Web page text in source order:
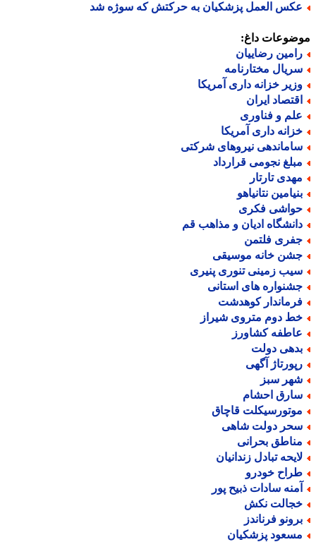
العمل پزشکیان به حرکتش که سوژه شد
داغ:
رضاییان
مختارنامه
خزانه داری آمریکا
ایران
و فناوری
داری آمریکا
نیروهای شرکتی
نجومی قرارداد
تارتار
نتانیاهو
فکری
ادیان و مذاهب قم
فلتمن
خانه موسیقی
زمینی تنوری پنیری
های استانی
کوهدشت
دوم متروی شیراز
کشاورز
دولت
آگهی
سبز
احشام
قاچاق
دولت شاهی
بحرانی
تبادل زندانیان
خودرو
سادات ذبیح پور
نکش
فرناندز
پزشکیان